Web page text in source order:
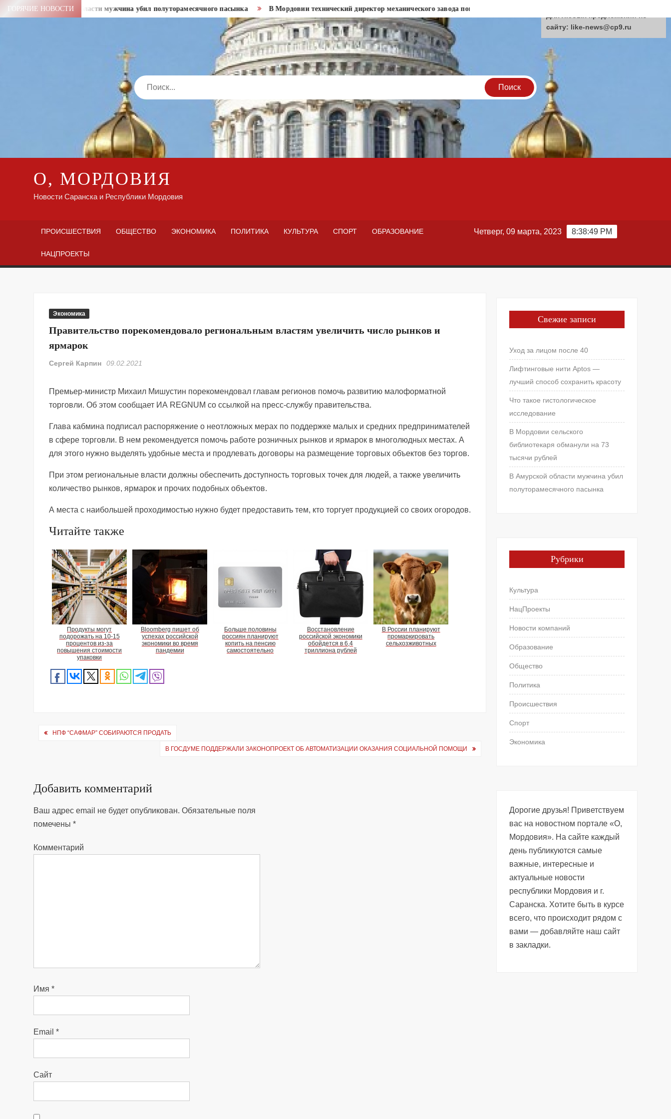
Перейти
к
ГОРЯЧИЕ НОВОСТИ
В Амурской области мужчина убил полуторамесячного пасынка В Мордовии технический директор механического завода погорел на «откате»
Search
О, МОРДОВИЯ
Новости Саранска и Республики Мордовия
ПРОИСШЕСТВИЯ ОБЩЕСТВО ЭКОНОМИКА ПОЛИТИКА КУЛЬТУРА СПОРТ ОБРАЗОВАНИЕ
НАЦПРОЕКТЫ
8:38:50 PM
Четверг, 09 марта, 2023
Экономика
Правительство порекомендовало региональным властям увеличить число рынков и
ярмарок
Сергей Карпин 09.02.2021
Премьер-министр Михаил Мишустин порекомендовал главам регионов помочь развитию малоформатной
торговли. Об этом сообщает ИА REGNUM со ссылкой на пресс-службу правительства.
Глава кабмина подписал распоряжение о неотложных мерах по поддержке малых и средних предпринимателей
в сфере торговли. В нем рекомендуется помочь работе розничных рынков и ярмарок в многолюдных местах. А
для этого нужно выделять удобные места и продлевать договоры на размещение торговых объектов без торгов.
При этом региональные власти должны обеспечить доступность торговых точек для людей, а также увеличить
количество рынков, ярмарок и прочих подобных объектов.
А места с наибольшей проходимостью нужно будет предоставить тем, кто торгует продукцией со своих огородов.
Читайте также
Продукты могут
подорожать на 10-15
процентов из-за
повышения стоимости
упаковки
Bloomberg пишет об
успехах российской
экономики во время
пандемии
Больше половины
россиян планируют
копить на пенсию
самостоятельно
Восстановление
российской экономики
обойдется в 6,4
триллиона рублей
В России планируют
промаркировать
сельхозживотных
Навигация
НПФ “САФМАР” СОБИРАЮТСЯ ПРОДАТЬ
В ГОСДУМЕ ПОДДЕРЖАЛИ ЗАКОНОПРОЕКТ ОБ АВТОМАТИЗАЦИИ ОКАЗАНИЯ СОЦИАЛЬНОЙ ПОМОЩИ
Добавить комментарий
Ваш адрес email не будет опубликован. Обязательные поля
помечены*
Комментарий
Имя*
Email*
Сайт
Свежие записи
Уход за лицом после 40
Лифтинговые нити Aptos —
лучший способ сохранить красоту
Что такое гистологическое
исследование
В Мордовии сельского
библиотекаря обманули на 73
тысячи рублей
В Амурской области мужчина убил
полуторамесячного пасынка
Рубрики
Культура
НацПроекты
Новости компаний
Образование
Общество
Политика
Происшествия
Спорт
Экономика
Дорогие друзья! Приветствуем
вас на новостном портале «О,
Мордовия». На сайте каждый
день публикуются самые
важные, интересные и
актуальные новости
республики Мордовия и г.
Саранска. Хотите быть в курсе
всего, что происходит рядом с
вами — добавляйте наш сайт
в закладки.
сайту: like-news@cp9.ru